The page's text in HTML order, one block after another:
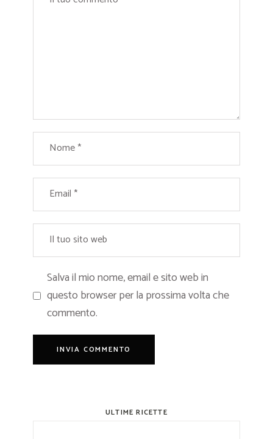
Salva il mio nome, email e sito web in
questo browser per la prossima volta che
commento.
ULTIME RICETTE